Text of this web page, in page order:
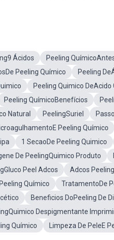
Ácidos Peeling
Peeling Químico Peeling
Peeling Quimico DeAcido
Peeling QuímicoBenefícios
Natural
PeelingSuriel
Peeling Químico
1 SecaoDe Peeling Quimico
De PeelingQuimico Produto
Peel Adcos Adcos
Químico
TratamentoDe
Beneficios DoPeeling De
Despigmentante
Químico
Limpeza De PeleE